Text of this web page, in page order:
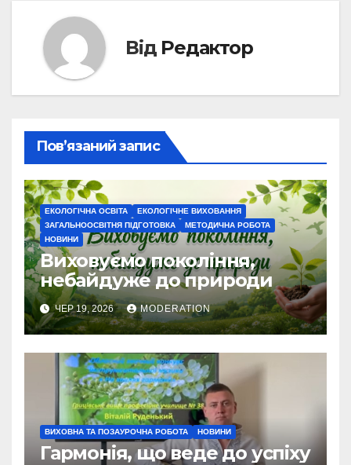
Від Редактор
Пов’язаний запис
ЕКОЛОГІЧНА ОСВІТА
ЕКОЛОГІЧНЕ ВИХОВАННЯ
ЗАГАЛЬНООСВІТНЯ ПІДГОТОВКА
МЕТОДИЧНА РОБОТА
НОВИНИ
Виховуємо покоління,
небайдуже до природи
ЧЕР 19, 2026 MODERATION
ВИХОВНА ТА ПОЗАУРОЧНА РОБОТА НОВИНИ
Гармонія, що веде до успіху